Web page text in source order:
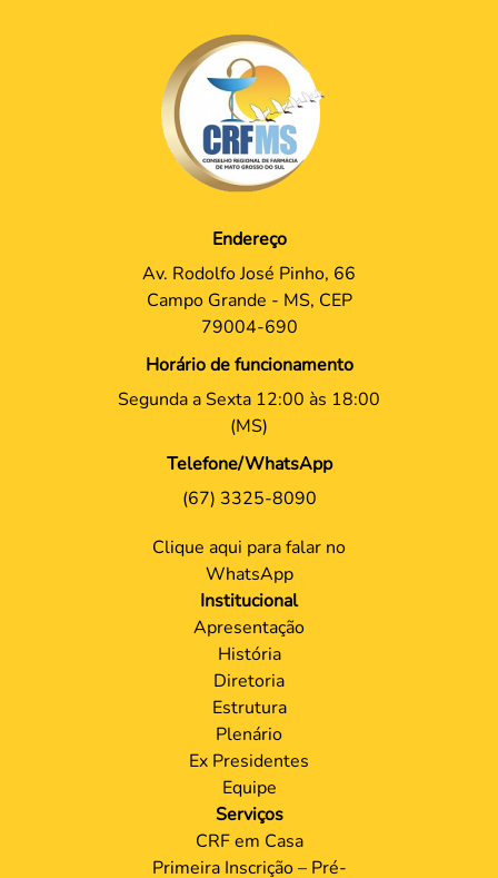
Endereço
Av. Rodolfo José Pinho, 66
Campo Grande - MS, CEP
79004-690
Horário de funcionamento
Segunda a Sexta 12:00 às 18:00
(MS)
Telefone/WhatsApp
(67) 3325-8090
Clique aqui para falar no
WhatsApp
Institucional
Apresentação
História
Diretoria
Estrutura
Plenário
Ex Presidentes
Equipe
Serviços
CRF em Casa
Primeira Inscrição – Pré-